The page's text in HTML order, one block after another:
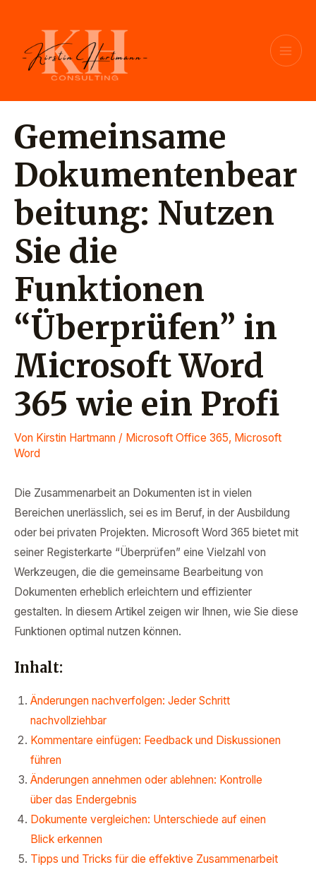
springen
Gemeinsame
Dokumentenbear
beitung: Nutzen
Sie die
Funktionen
“Überprüfen” in
Microsoft Word
365 wie ein Profi
Von Kirstin Hartmann / Microsoft Office 365, Microsoft
Word
Die Zusammenarbeit an Dokumenten ist in vielen
Bereichen unerlässlich, sei es im Beruf, in der Ausbildung
oder bei privaten Projekten. Microsoft Word 365 bietet mit
seiner Registerkarte “Überprüfen” eine Vielzahl von
Werkzeugen, die die gemeinsame Bearbeitung von
Dokumenten erheblich erleichtern und effizienter
gestalten. In diesem Artikel zeigen wir Ihnen, wie Sie diese
Funktionen optimal nutzen können.
Inhalt:
Änderungen nachverfolgen: Jeder Schritt
nachvollziehbar
Kommentare einfügen: Feedback und Diskussionen
führen
Änderungen annehmen oder ablehnen: Kontrolle
über das Endergebnis
Dokumente vergleichen: Unterschiede auf einen
Blick erkennen
Tipps und Tricks für die effektive Zusammenarbeit